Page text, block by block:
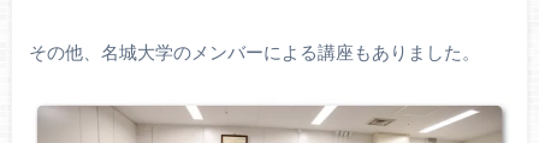
その他、名城大学のメンバーによる講座もありました。